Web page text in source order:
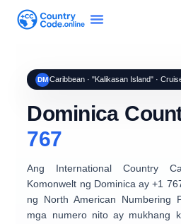
DM Caribbean · "Kalikasan Island" ·
Dominica
767
Ang International Country
Komonwelt ng Dominica ay+1
ng North American Numbering
mga numero nito ay mukhang